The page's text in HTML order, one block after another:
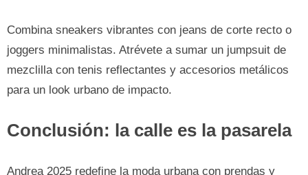
Combina sneakers vibrantes con jeans de corte recto o
joggers minimalistas. Atrévete a sumar un jumpsuit de
mezclilla con tenis reflectantes y accesorios metálicos
para un look urbano de impacto.
Conclusión: la calle es la pasarela
Andrea 2025 redefine la moda urbana con prendas y